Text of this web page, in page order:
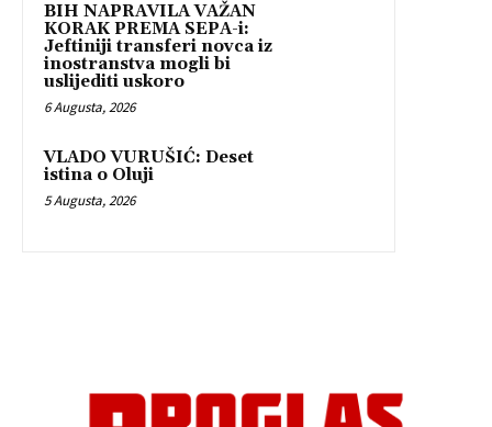
BIH NAPRAVILA VAŽAN
KORAK PREMA SEPA-i:
Jeftiniji transferi novca iz
inostranstva mogli bi
uslijediti uskoro
6 Augusta, 2026
VLADO VURUŠIĆ: Deset
istina o Oluji
5 Augusta, 2026